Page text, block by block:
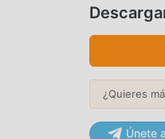
moddroid y
mapas y
¿Quieres
Únete